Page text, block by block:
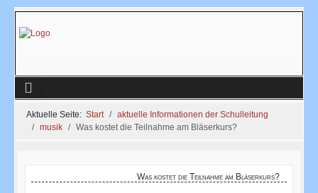
Aktuelle Seite: Start
aktuelle Informationen der Schulleitung
musik
Was kostet die Teilnahme am Bläserkurs?
Was kostet die Teilnahme am Bläserkurs?